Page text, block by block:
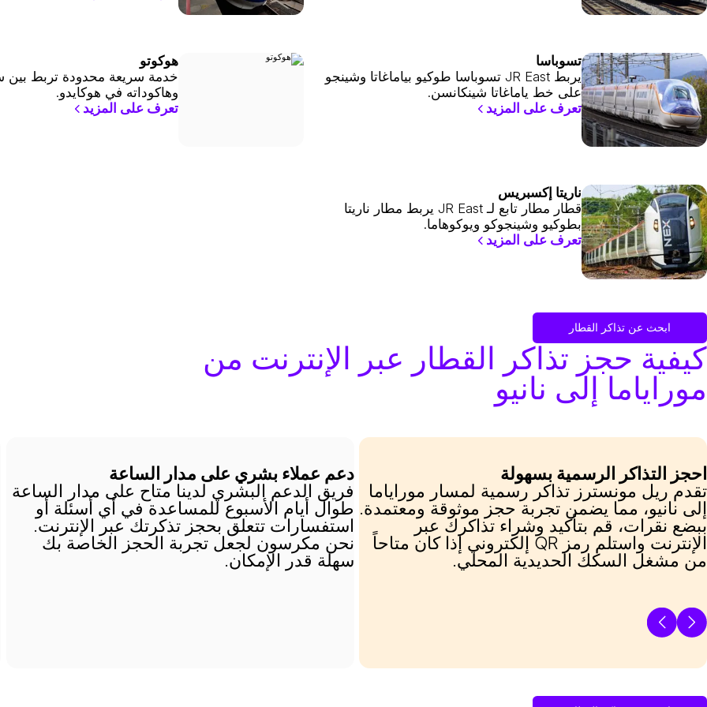
تسوباسا
يربط JR East تسوباسا طوكيو بياماغاتا وشينجو
على خط ياماغاتا شينكانسن.
تعرف على المزيد
هوكوتو
خدمة سريعة محدودة تربط بين
وهاكوداته في هوكايدو.
تعرف على المزيد
ناريتا إكسبريس
قطار مطار تابع لـ JR East يربط مطار ناريتا
بطوكيو وشينجوكو ويوكوهاما.
تعرف على المزيد
ابحث عن تذاكر القطار
كيفية حجز تذاكر القطار عبر الإنترنت من
موراياما إلى نانيو
احجز التذاكر الرسمية بسهولة
تقدم ريل مونسترز تذاكر رسمية لمسار موراياما
إلى نانيو، مما يضمن تجربة حجز موثوقة ومعتمدة.
ببضع نقرات، قم بتأكيد وشراء تذاكرك عبر
الإنترنت واستلم رمز QR إلكتروني إذا كان متاحاً
من مشغل السكك الحديدية المحلي.
دعم عملاء بشري على مدار الساعة
فريق الدعم البشري لدينا متاح على مدار الساعة
طوال أيام الأسبوع للمساعدة في أي أسئلة أو
استفسارات تتعلق بحجز تذكرتك عبر الإنترنت.
نحن مكرسون لجعل تجربة الحجز الخاصة بك
سهلة قدر الإمكان.